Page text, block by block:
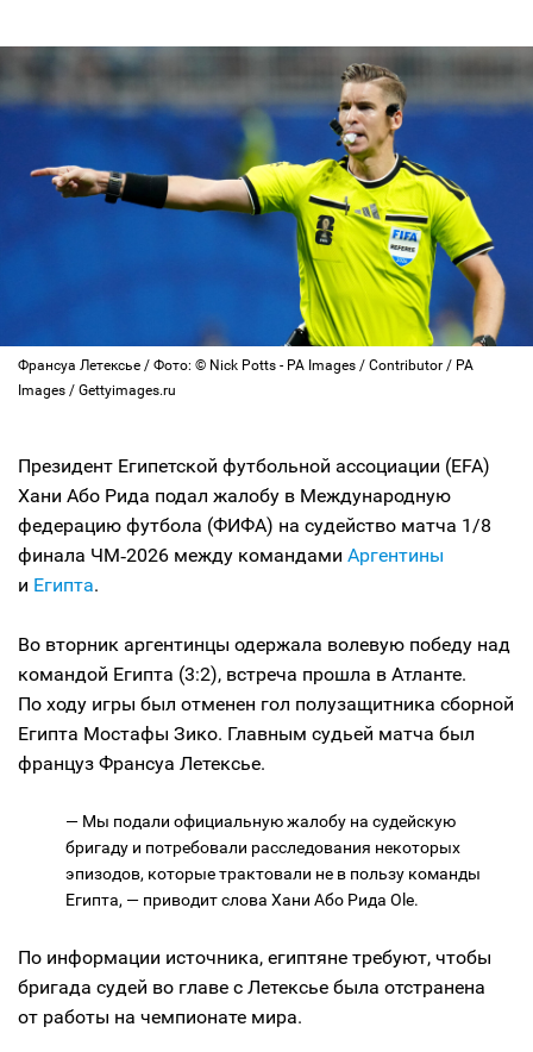
Франсуа Летексье / Фото: © Nick Potts - PA Images / Contributor / PA
Images / Gettyimages.ru
Президент Египетской футбольной ассоциации (EFA)
Хани Або Рида подал жалобу в Международную
федерацию футбола (ФИФА) на судейство матча 1/8
финала ЧМ‑2026 между командами Аргентины
и Египта.
Во вторник аргентинцы одержала волевую победу над
командой Египта (3:2), встреча прошла в Атланте.
По ходу игры был отменен гол полузащитника сборной
Египта Мостафы Зико. Главным судьей матча был
француз Франсуа Летексье.
— Мы подали официальную жалобу на судейскую
бригаду и потребовали расследования некоторых
эпизодов, которые трактовали не в пользу команды
Египта, — приводит слова Хани Або Рида Ole.
По информации источника, египтяне требуют, чтобы
бригада судей во главе с Летексье была отстранена
от работы на чемпионате мира.